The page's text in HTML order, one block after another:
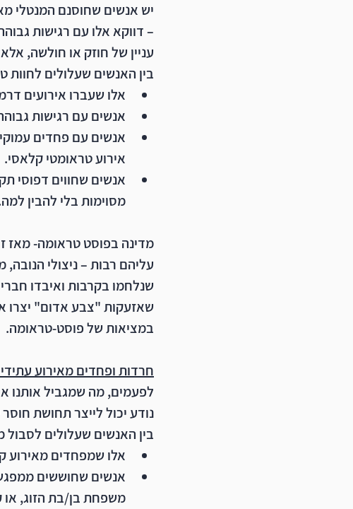
יש אנשים שחוסנם המנטלי
– דווקא אלו עם רגישות
עניין של חוזק או חולשה,
בין האנשים שעלולים
אלו שעברו אירועים
אנשים עם רגישות
אנשים עם פחדים
אירוע טראומטי קלאסי.
אנשים שחווים דפוסי
מסוימות בלי להבין
מדינה בפוסט טראומה
עליהם רבות – ניצולי
שנלחמו בקרבות ואיבדו
שאזעקות "צבע אדום" יצרו
במציאות של פוסט-טראומה.
חרדות ופחדים מאירוע
לפעמים, מה שמגביל
נודע יכול לייצר תחושת
בין האנשים שעלולים לסבול
אלו שמפחדים מאירוע
אנשים שחוששים
משפחת בן/בת הזוג,